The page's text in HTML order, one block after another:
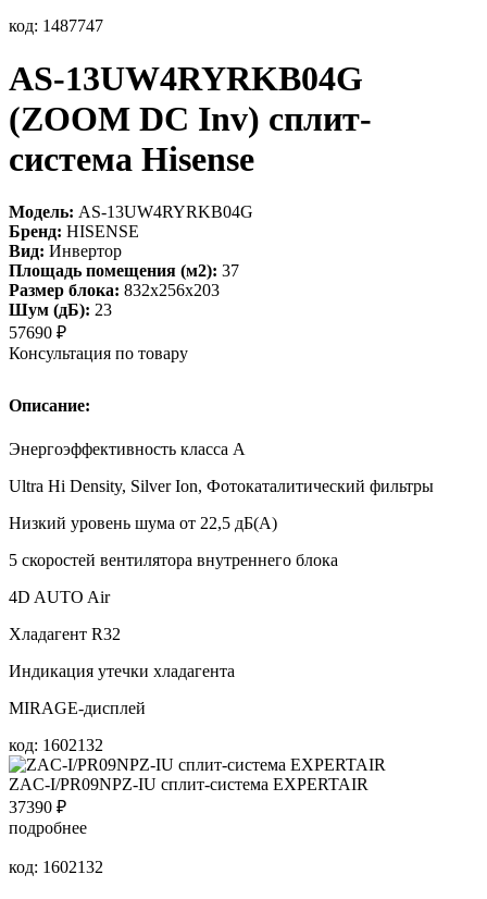
код: 1487747
AS-13UW4RYRKB04G
(ZOOM DC Inv) сплит-
система Hisense
Модель: AS-13UW4RYRKB04G
Бренд: HISENSE
Вид: Инвертор
Площадь помещения (м2): 37
Размер блока: 832х256х203
Шум (дБ): 23
57690 ₽
Консультация по товару
Описание:
Энергоэффективность класса А
Ultra Hi Density, Silver Ion, Фотокаталитический фильтры
Низкий уровень шума от 22,5 дБ(А)
5 скоростей вентилятора внутреннего блока
4D AUTO Air
Хладагент R32
Индикация утечки хладагента
MIRAGE-дисплей
код: 1602132
ZAC-I/PR09NPZ-IU сплит-система EXPERTAIR
37390 ₽
подробнее
код: 1602132